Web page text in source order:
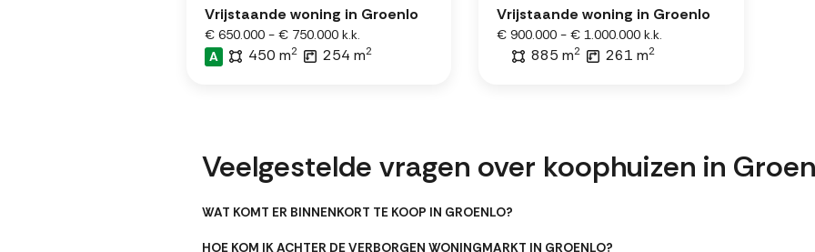
Vrijstaande woning in Groenlo
€ 650.000 - € 750.000 k.k.
A
450 m2 254 m2
Vrijstaande woning in Groenlo
€ 900.000 - € 1.000.000 k.k.
885 m2 261 m2
Veelgestelde vragen over koophuizen in
WAT KOMT ER BINNENKORT TE KOOP IN GROENLO?
HOE KOM IK ACHTER DE VERBORGEN WONINGMARKT IN GROENLO?